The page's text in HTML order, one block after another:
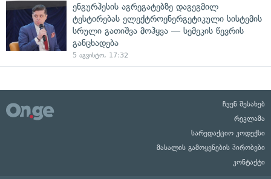
ენგურჰესის აგრეგატებზე დაგეგმილ
ტესტირებას ელექტროენერგეტიკული სისტემის
სრული გათიშვა მოჰყვა — სემეკის წევრის
განცხადება
5 აგვისტო, 17:32
ჩვენ შესახებ
რეკლამა
სარედაქციო კოდექსი
მასალის გამოყენების პირობები
კონტაქტი